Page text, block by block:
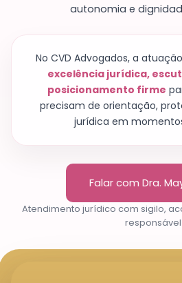
autonomia e
No CVD Advogados, a
excelência jurídica,
posicionamento firme
precisam de orientação,
jurídica em
Falar com Dra.
Atendimento jurídico com sigilo,
responsável.